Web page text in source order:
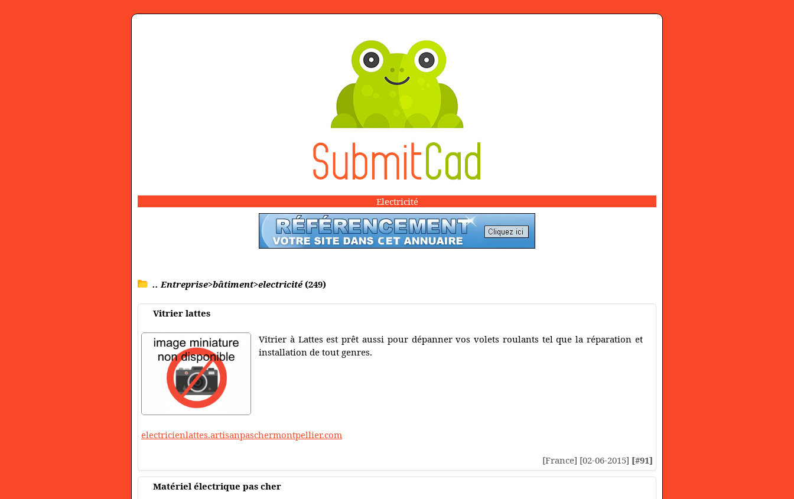
Electricité
.. Entreprise>bâtiment>electricité(249)
Vitrier lattes
Vitrier à Lattes est prêt aussi pour dépanner vos volets roulants tel que la réparation et
installation de tout genres.
electricienlattes.artisanpaschermontpellier.com
[France] [02-06-2015] [#91]
Matériel électrique pas cher